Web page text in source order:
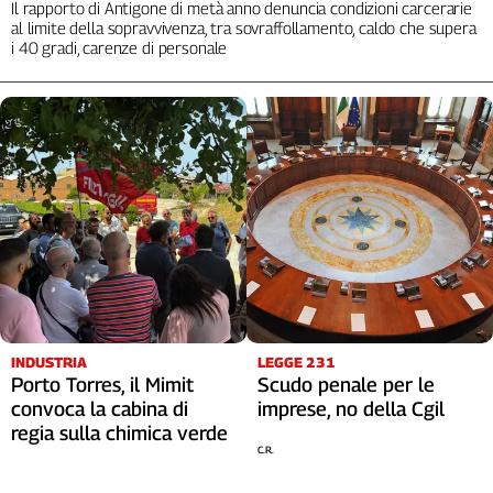
Il rapporto di Antigone di metà anno denuncia condizioni carcerarie
al limite della sopravvivenza, tra sovraffollamento, caldo che supera
i 40 gradi, carenze di personale
INDUSTRIA
Porto Torres, il Mimit
convoca la cabina di
regia sulla chimica verde
LEGGE 231
Scudo penale per le
imprese, no della Cgil
C.R.